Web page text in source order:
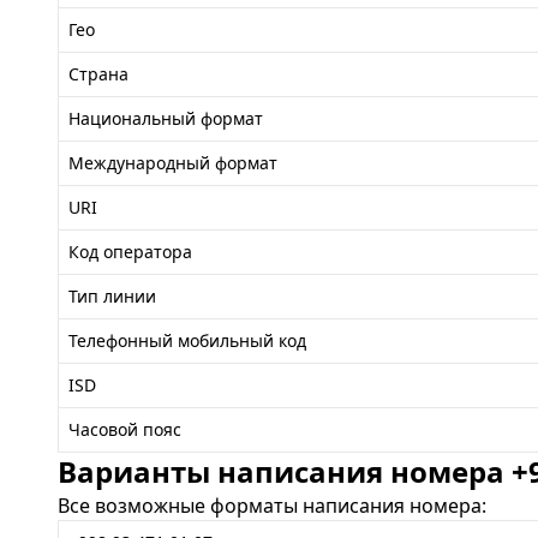
Гео
Страна
Национальный формат
Международный формат
URI
Код оператора
Тип линии
Телефонный мобильный код
ISD
Часовой пояс
Варианты написания номера
Все возможные форматы написания номера: